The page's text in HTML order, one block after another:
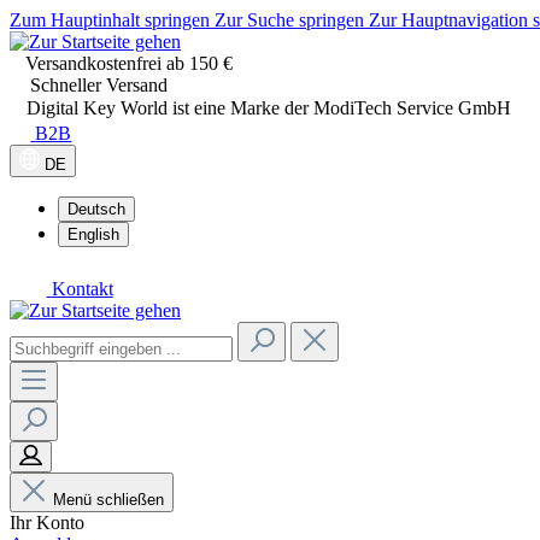
Zum Hauptinhalt springen Zur Suche springen Zur Hauptnavigation
Versandkostenfrei ab 150 €
Schneller Versand
Digital Key World ist eine Marke der ModiTech Service GmbH
B2B
DE
Deutsch
English
Kontakt
Menü schließen
Ihr Konto